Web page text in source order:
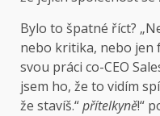
Bylo to špatné říct?
nebo kritika, nebo jen
svou práci co-CEO
jsem ho, že to vidím
že stavíš.“přítelkyně!“